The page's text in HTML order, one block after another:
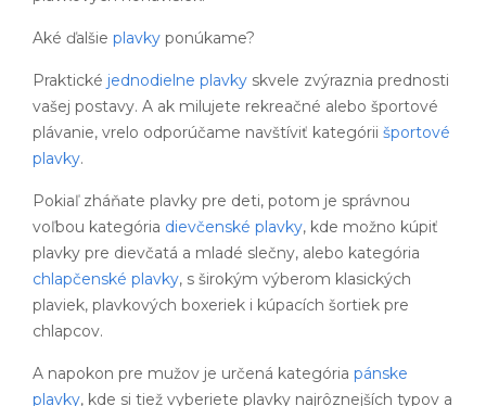
Aké ďalšie plavky ponúkame?
Praktické jednodielne plavky skvele zvýraznia prednosti
vašej postavy. A ak milujete rekreačné alebo športové
plávanie, vrelo odporúčame navštíviť kategórii športové
plavky.
Pokiaľ zháňate plavky pre deti, potom je správnou
voľbou kategória dievčenské plavky, kde možno kúpiť
plavky pre dievčatá a mladé slečny, alebo kategória
chlapčenské plavky, s širokým výberom klasických
plaviek, plavkových boxeriek i kúpacích šortiek pre
chlapcov.
A napokon pre mužov je určená kategória pánske
plavky, kde si tiež vyberiete plavky najrôznejších typov a